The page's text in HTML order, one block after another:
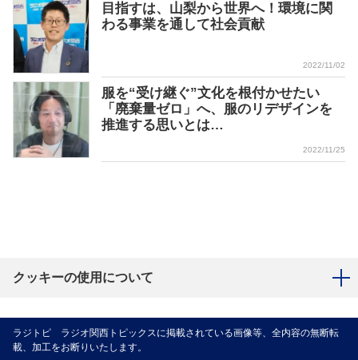
目指すは、山梨から世界へ！環境に関
わる事業を通して社会貢献
2022/11/02
服を“受け継ぐ”文化を根付かせたい
「廃棄量ゼロ」へ、服のリデザインを
推進する思いとは…
2022/11/25
クッキーの使用について
ラジトピ ラジオ関西トピックスに掲載されている画像等、全内容の無断転
載、加工をお断りいたします。